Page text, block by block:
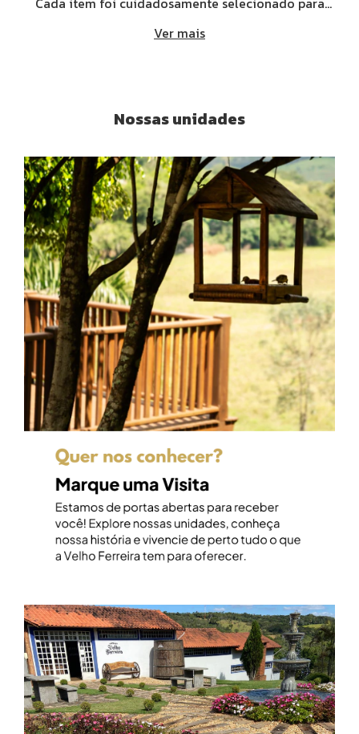
Ver mais
Nossas unidades